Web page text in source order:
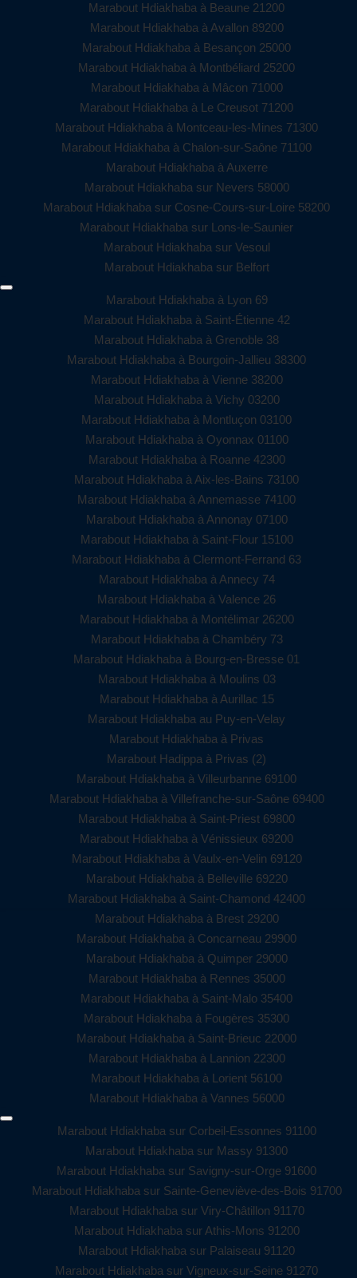
Marabout Hdiakhaba à Beaune 21200
Marabout Hdiakhaba à Avallon 89200
Marabout Hdiakhaba à Besançon 25000
Marabout Hdiakhaba à Montbéliard 25200
Marabout Hdiakhaba à Mâcon 71000
Marabout Hdiakhaba à Le Creusot 71200
Marabout Hdiakhaba à Montceau-les-Mines 71300
Marabout Hdiakhaba à Chalon-sur-Saône 71100
Marabout Hdiakhaba à Auxerre
Marabout Hdiakhaba sur Nevers 58000
Marabout Hdiakhaba sur Cosne-Cours-sur-Loire 58200
Marabout Hdiakhaba sur Lons-le-Saunier
Marabout Hdiakhaba sur Vesoul
Marabout Hdiakhaba sur Belfort
Marabout Hdiakhaba à Lyon 69
Marabout Hdiakhaba à Saint-Étienne 42
Marabout Hdiakhaba à Grenoble 38
Marabout Hdiakhaba à Bourgoin-Jallieu 38300
Marabout Hdiakhaba à Vienne 38200
Marabout Hdiakhaba à Vichy 03200
Marabout Hdiakhaba à Montluçon 03100
Marabout Hdiakhaba à Oyonnax 01100
Marabout Hdiakhaba à Roanne 42300
Marabout Hdiakhaba à Aix-les-Bains 73100
Marabout Hdiakhaba à Annemasse 74100
Marabout Hdiakhaba à Annonay 07100
Marabout Hdiakhaba à Saint-Flour 15100
Marabout Hdiakhaba à Clermont-Ferrand 63
Marabout Hdiakhaba à Annecy 74
Marabout Hdiakhaba à Valence 26
Marabout Hdiakhaba à Montélimar 26200
Marabout Hdiakhaba à Chambéry 73
Marabout Hdiakhaba à Bourg-en-Bresse 01
Marabout Hdiakhaba à Moulins 03
Marabout Hdiakhaba à Aurillac 15
Marabout Hdiakhaba au Puy-en-Velay
Marabout Hdiakhaba à Privas
Marabout Hadippa à Privas (2)
Marabout Hdiakhaba à Villeurbanne 69100
Marabout Hdiakhaba à Villefranche-sur-Saône 69400
Marabout Hdiakhaba à Saint-Priest 69800
Marabout Hdiakhaba à Vénissieux 69200
Marabout Hdiakhaba à Vaulx-en-Velin 69120
Marabout Hdiakhaba à Belleville 69220
Marabout Hdiakhaba à Saint-Chamond 42400
Marabout Hdiakhaba à Brest 29200
Marabout Hdiakhaba à Concarneau 29900
Marabout Hdiakhaba à Quimper 29000
Marabout Hdiakhaba à Rennes 35000
Marabout Hdiakhaba à Saint-Malo 35400
Marabout Hdiakhaba à Fougères 35300
Marabout Hdiakhaba à Saint-Brieuc 22000
Marabout Hdiakhaba à Lannion 22300
Marabout Hdiakhaba à Lorient 56100
Marabout Hdiakhaba à Vannes 56000
Marabout Hdiakhaba sur Corbeil-Essonnes 91100
Marabout Hdiakhaba sur Massy 91300
Marabout Hdiakhaba sur Savigny-sur-Orge 91600
Marabout Hdiakhaba sur Sainte-Geneviève-des-Bois 91700
Marabout Hdiakhaba sur Viry-Châtillon 91170
Marabout Hdiakhaba sur Athis-Mons 91200
Marabout Hdiakhaba sur Palaiseau 91120
Marabout Hdiakhaba sur Vigneux-sur-Seine 91270